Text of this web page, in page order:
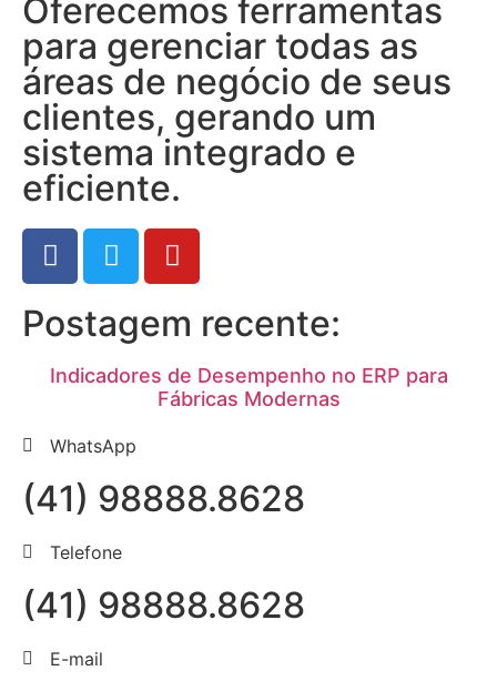
Oferecemos ferramentas
para gerenciar todas as
áreas de negócio de seus
clientes, gerando um
sistema integrado e
eficiente.
Postagem recente:
Indicadores de Desempenho no ERP para
Fábricas Modernas
WhatsApp
(41) 98888.8628
Telefone
(41) 98888.8628
E-mail